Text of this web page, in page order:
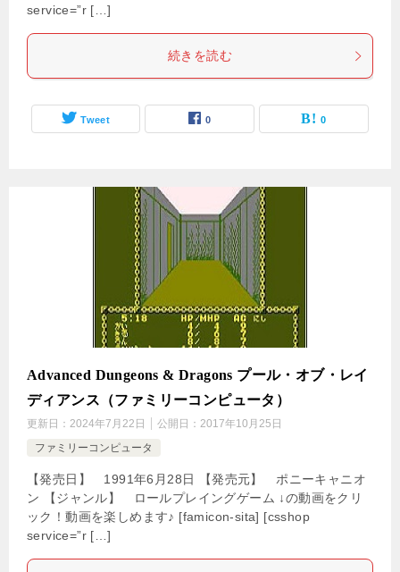
service=”r […]
続きを読む
Tweet 0 0
Advanced Dungeons & Dragons プール・オブ・レイ
ディアンス（ファミリーコンピュータ）
更新日： 2024年7月22日 公開日： 2017年10月25日
ファミリーコンピュータ
【発売日】 1991年6月28日 【発売元】 ポニーキャニオ
ン 【ジャンル】 ロールプレイングゲーム ↓の動画をクリ
ック！動画を楽しめます♪ [famicon-sita] [csshop
service=”r […]